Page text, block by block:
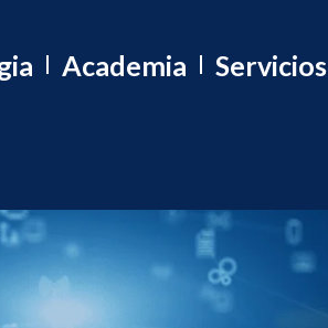
Academia Servicios